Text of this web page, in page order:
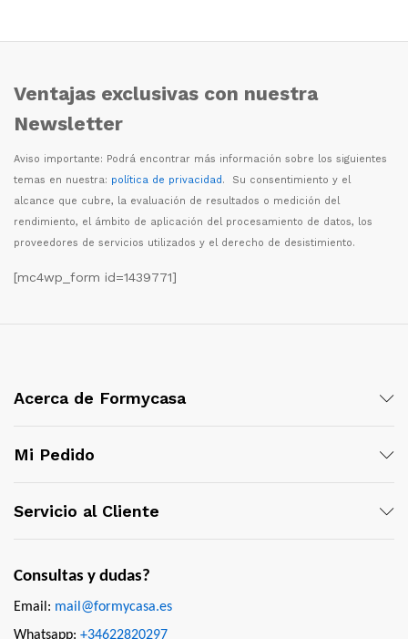
Ventajas exclusivas con nuestra
Newsletter
Aviso importante: Podrá encontrar más información sobre los siguientes
temas en nuestra: política de privacidad. Su consentimiento y el
alcance que cubre, la evaluación de resultados o medición del
rendimiento, el ámbito de aplicación del procesamiento de datos, los
proveedores de servicios utilizados y el derecho de desistimiento.
[mc4wp_form id=1439771]
Acerca de Formycasa
Mi Pedido
Servicio al Cliente
Consultas y dudas?
Email: mail@formycasa.es
Whatsapp: +34622820297